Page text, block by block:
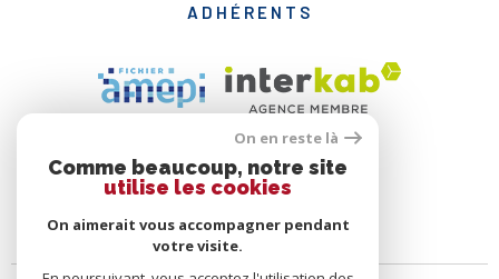
ADHÉRENTS
On en reste là
Comme beaucoup, notre site
utilise les cookies
On aimerait vous accompagner pendant
votre visite.